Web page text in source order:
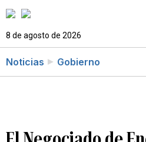
8 de agosto de 2026
Noticias Gobierno